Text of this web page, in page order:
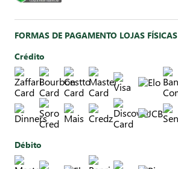
FORMAS DE PAGAMENTO LOJAS FÍSICAS
Crédito
Débito